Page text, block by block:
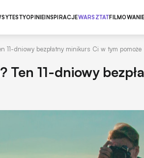
TESTYOPINIEINSPIRACJEWARSZTATFILMOWANIE
11-dniowy bezpłatny minikurs Ci w tym pomoże
Ten 11-dniowy